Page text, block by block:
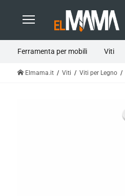
Ferramenta per mobili Viti
Elmama.it Viti Viti per Legno